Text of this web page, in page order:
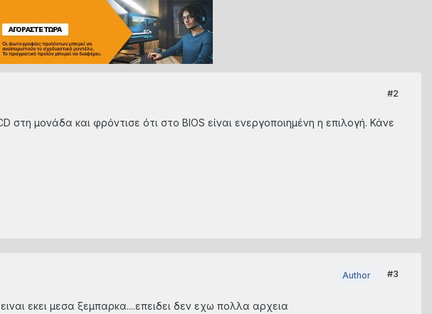
#2
μονάδα και φρόντισε ότι στο BIOS είναι ενεργοποιημένη η επιλογή. Κάνε
Author #3
εκει μεσα ξεμπαρκα....επειδει δεν εχω πολλα αρχεια